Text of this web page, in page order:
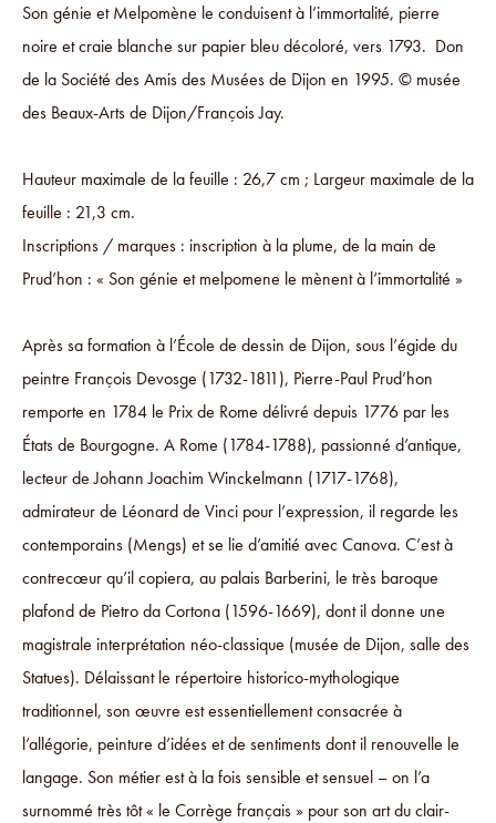
Son génie et Melpomène le conduisent à l’immortalité, pierre
noire et craie blanche sur papier bleu décoloré, vers 1793. Don
de la Société des Amis des Musées de Dijon en 1995. © musée
des Beaux-Arts de Dijon/François Jay.
Hauteur maximale de la feuille : 26,7 cm ; Largeur maximale de la
feuille : 21,3 cm.
Inscriptions / marques : inscription à la plume, de la main de
Prud’hon : « Son génie et melpomene le mènent à l’immortalité »
Après sa formation à l’École de dessin de Dijon, sous l’égide du
peintre François Devosge (1732-1811), Pierre-Paul Prud’hon
remporte en 1784 le Prix de Rome délivré depuis 1776 par les
États de Bourgogne. A Rome (1784-1788), passionné d’antique,
lecteur de Johann Joachim Winckelmann (1717-1768),
admirateur de Léonard de Vinci pour l’expression, il regarde les
contemporains (Mengs) et se lie d’amitié avec Canova. C’est à
contrecœur qu’il copiera, au palais Barberini, le très baroque
plafond de Pietro da Cortona (1596-1669), dont il donne une
magistrale interprétation néo-classique (musée de Dijon, salle des
Statues). Délaissant le répertoire historico-mythologique
traditionnel, son œuvre est essentiellement consacrée à
l’allégorie, peinture d’idées et de sentiments dont il renouvelle le
langage. Son métier est à la fois sensible et sensuel – on l’a
surnommé très tôt « le Corrège français » pour son art du clair-